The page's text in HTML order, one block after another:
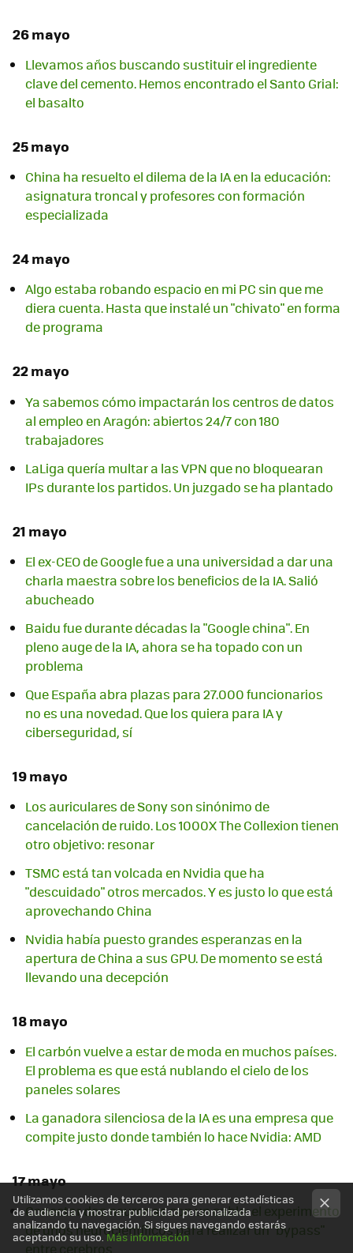
26 mayo
Llevamos años buscando sustituir el ingrediente
clave del cemento. Hemos encontrado el Santo Grial:
el basalto
25 mayo
China ha resuelto el dilema de la IA en la educación:
asignatura troncal y profesores con formación
especializada
24 mayo
Algo estaba robando espacio en mi PC sin que me
diera cuenta. Hasta que instalé un "chivato" en forma
de programa
22 mayo
Ya sabemos cómo impactarán los centros de datos
al empleo en Aragón: abiertos 24/7 con 180
trabajadores
LaLiga quería multar a las VPN que no bloquearan
IPs durante los partidos. Un juzgado se ha plantado
21 mayo
El ex-CEO de Google fue a una universidad a dar una
charla maestra sobre los beneficios de la IA. Salió
abucheado
Baidu fue durante décadas la "Google china". En
pleno auge de la IA, ahora se ha topado con un
problema
Que España abra plazas para 27.000 funcionarios
no es una novedad. Que los quiera para IA y
ciberseguridad, sí
19 mayo
Los auriculares de Sony son sinónimo de
cancelación de ruido. Los 1000X The Collexion tienen
otro objetivo: resonar
TSMC está tan volcada en Nvidia que ha
"descuidado" otros mercados. Y es justo lo que está
aprovechando China
Nvidia había puesto grandes esperanzas en la
apertura de China a sus GPU. De momento se está
llevando una decepción
18 mayo
El carbón vuelve a estar de moda en muchos países.
El problema es que está nublando el cielo de los
paneles solares
La ganadora silenciosa de la IA es una empresa que
compite justo donde también lo hace Nvidia: AMD
17 mayo
Conectar dos neuronas con un cable: el experimento
de unos neurocientíficos para realizar un "bypass"
entre cerebros
Utilizamos cookies de terceros para generar estadísticas
de audiencia y mostrar publicidad personalizada
analizando tu navegación. Si sigues navegando estarás
aceptando su uso.Más información